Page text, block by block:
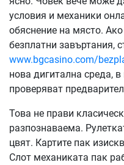
условия и механики
обяснение на място.
безплатни завъртания,
www.bgcasino.com/
нова дигитална среда,
проверяват
Това не прави
разпознаваема.
цвят. Картите пак
Слот механиката пак